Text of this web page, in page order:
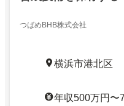
つばめBHB株式会社
横浜市港北区
年収500万円〜